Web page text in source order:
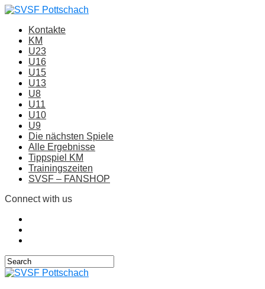
Kontakte
KM
U23
U16
U15
U13
U8
U11
U10
U9
Die nächsten Spiele
Alle Ergebnisse
Tippspiel KM
Trainingszeiten
SVSF – FANSHOP
Connect with us